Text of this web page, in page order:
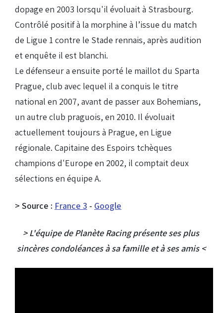
dopage en 2003 lorsqu'il évoluait à Strasbourg.
Contrôlé positif à la morphine à l’issue du match
de Ligue 1 contre le Stade rennais, après audition
et enquête il est blanchi.
Le défenseur a ensuite porté le maillot du Sparta
Prague, club avec lequel il a conquis le titre
national en 2007, avant de passer aux Bohemians,
un autre club praguois, en 2010. Il évoluait
actuellement toujours à Prague, en Ligue
régionale. Capitaine des Espoirs tchèques
champions d'Europe en 2002, il comptait deux
sélections en équipe A.
> Source : France 3 - Google
> L'équipe de Planète Racing présente ses plus
sincères condoléances à sa famille et à ses amis <